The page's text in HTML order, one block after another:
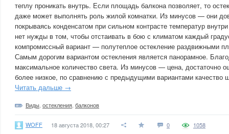
теплу проникать внутрь. Если площадь балкона позволяет, то
даже может выполнять роль жилой комнатки. Из минусов — они
покрываясь конденсатом при сильном контрасте температур
нет нужды в том, чтобы отстаивать в бою с климатом каждый
компромиссный вариант — полутеплое остекление раздвижными
Самым дорогим вариантом остекления является панорамное.
максимальное количество света. Из минусов — цена, достаточно
более низкое, по сравнению с предыдущими вариантами качество
Читать дальше →
Виды остекления балконов
WOFF 18 августа 2018, 00:27 0 1058